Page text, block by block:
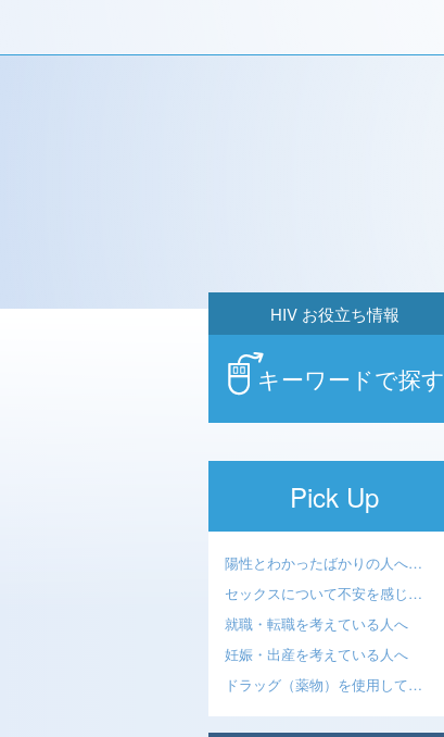
キーワードで探す
HIV お役立ち情報
Pick Up
陽性とわかったばかりの人へ…
セックスについて不安を感じ…
就職・転職を考えている人へ
妊娠・出産を考えている人へ
ドラッグ（薬物）を使用して…